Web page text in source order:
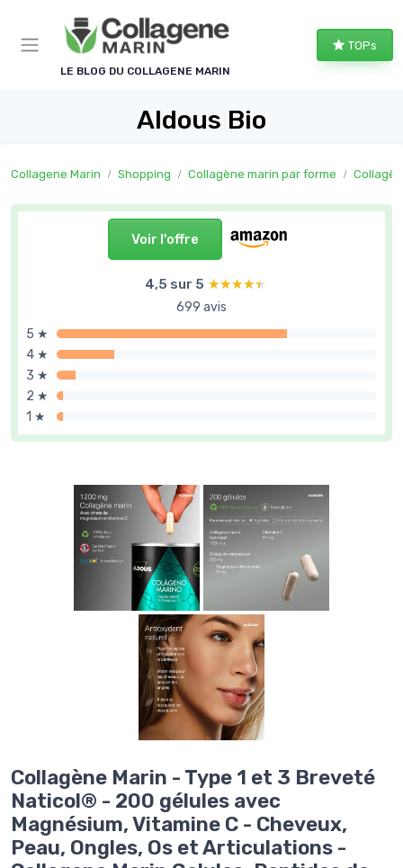
LE BLOG DU COLLAGENE MARIN
TOPs
Aldous Bio
Collagene Marin Shopping Collagène marin par forme
Voir l'offre
4,5 sur 5 ★★★★★
★★★★★
699 avis
5 ★
4 ★
3 ★
2 ★
1 ★
Collagène Marin - Type 1 et 3 Breveté
Naticol® - 200 gélules avec
Magnésium, Vitamine C - Cheveux,
Peau, Ongles, Os et Articulations -